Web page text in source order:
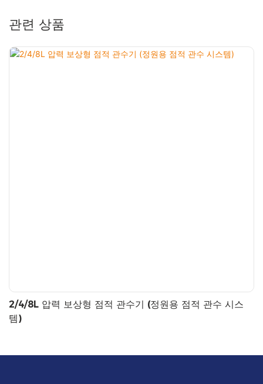
관련 상품
2/4/8L 압력 보상형 점적 관수기 (정원용 점적 관수 시스
템)